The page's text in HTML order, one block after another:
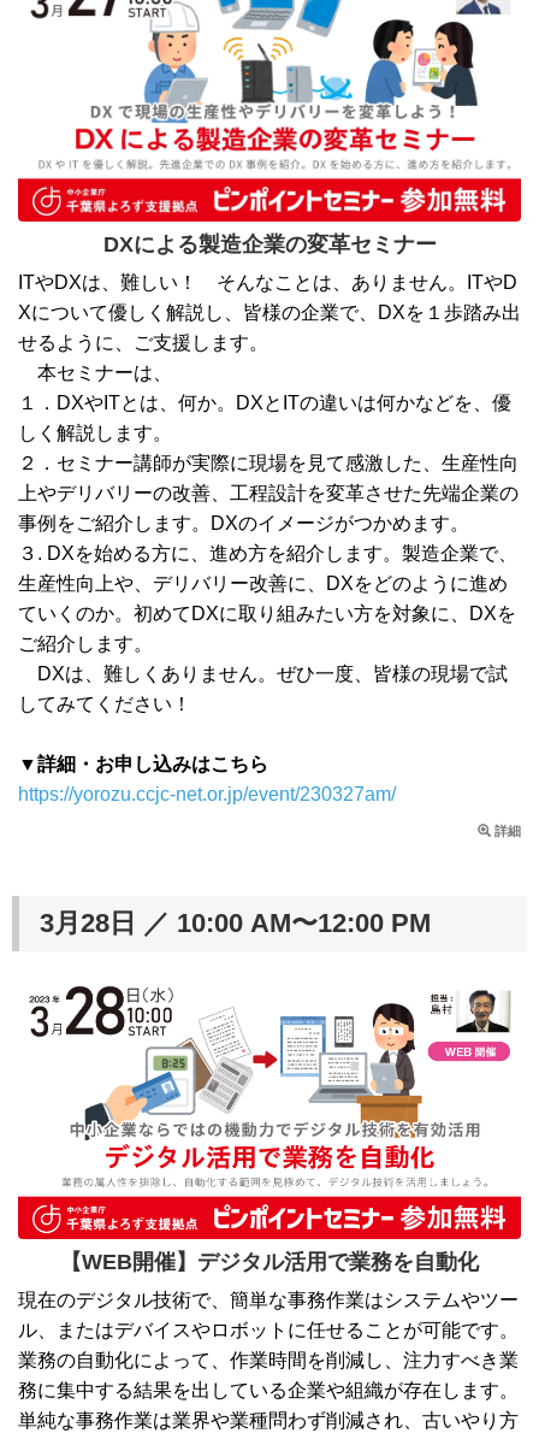
DXによる製造企業の変革セミナー
ITやDXは、難しい！ そんなことは、ありません。ITやD
Xについて優しく解説し、皆様の企業で、DXを１歩踏み出
せるように、ご支援します。
本セミナーは、
１．DXやITとは、何か。DXとITの違いは何かなどを、優
しく解説します。
２．セミナー講師が実際に現場を見て感激した、生産性向
上やデリバリーの改善、工程設計を変革させた先端企業の
事例をご紹介します。DXのイメージがつかめます。
３. DXを始める方に、進め方を紹介します。製造企業で、
生産性向上や、デリバリー改善に、DXをどのように進め
ていくのか。初めてDXに取り組みたい方を対象に、DXを
ご紹介します。
DXは、難しくありません。ぜひ一度、皆様の現場で試
してみてください！
▼詳細・お申し込みはこちら
https://yorozu.ccjc-net.or.jp/event/230327am/
詳細
3月28日 ／ 10:00 AM〜12:00 PM
【WEB開催】デジタル活用で業務を自動化
現在のデジタル技術で、簡単な事務作業はシステムやツー
ル、またはデバイスやロボットに任せることが可能です。
業務の自動化によって、作業時間を削減し、注力すべき業
務に集中する結果を出している企業や組織が存在します。
単純な事務作業は業界や業種問わず削減され、古いやり方